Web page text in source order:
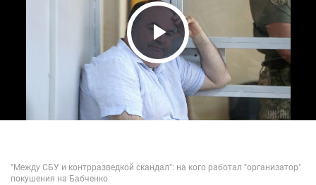
Play Video